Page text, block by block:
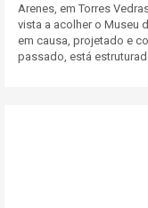
Arenes, em Torres
vista a acolher o Museu
em causa, projetado e
passado, está